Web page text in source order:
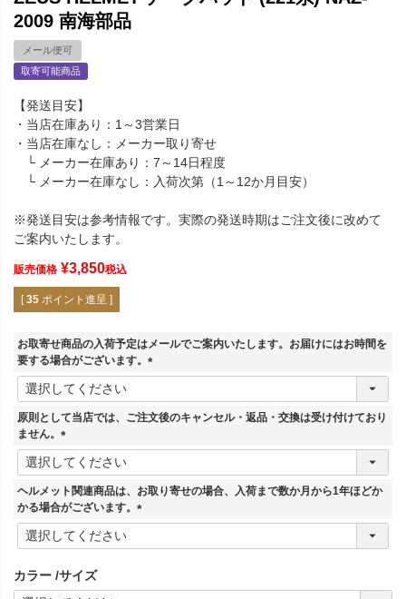
2009 南海部品
メール便可
取寄可能商品
【発送目安】
・当店在庫あり：1～3営業日
・当店在庫なし：メーカー取り寄せ
└ メーカー在庫あり：7～14日程度
└ メーカー在庫なし：入荷次第（1～12か月目安）
※発送目安は参考情報です。実際の発送時期はご注文後に改めて
ご案内いたします。
販売価格 ¥3,850税込
[ 35 ポイント進呈 ]
お取寄せ商品の入荷予定はメールでご案内いたします。お届けにはお時間を
要する場合がございます。
(
須
原則として当店では、ご注文後のキャンセル・返品・交換は受け付けており
ません。
(
必
須
)
ヘルメット関連商品は、お取り寄せの場合、入荷まで数か月から1年ほどか
かる場合がございます。
(
カラー サイズ